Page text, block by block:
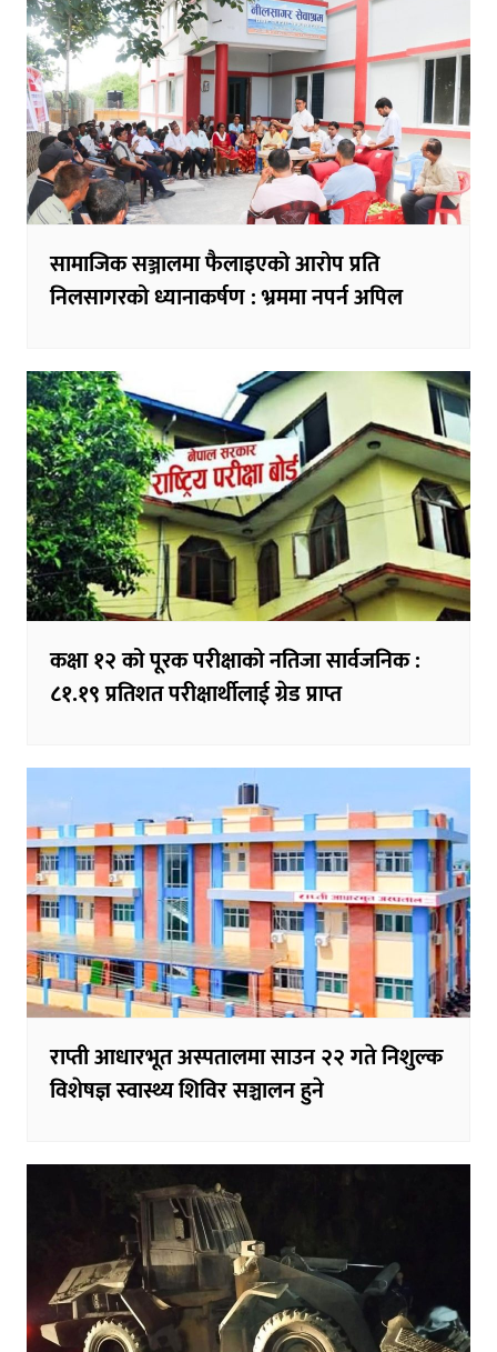
सामाजिक सञ्जालमा फैलाइएको आरोप प्रति
निलसागरको ध्यानाकर्षण : भ्रममा नपर्न अपिल
कक्षा १२ को पूरक परीक्षाको नतिजा सार्वजनिक :
८१.१९ प्रतिशत परीक्षार्थीलाई ग्रेड प्राप्त
राप्ती आधारभूत अस्पतालमा साउन २२ गते निशुल्क
विशेषज्ञ स्वास्थ्य शिविर सञ्चालन हुने